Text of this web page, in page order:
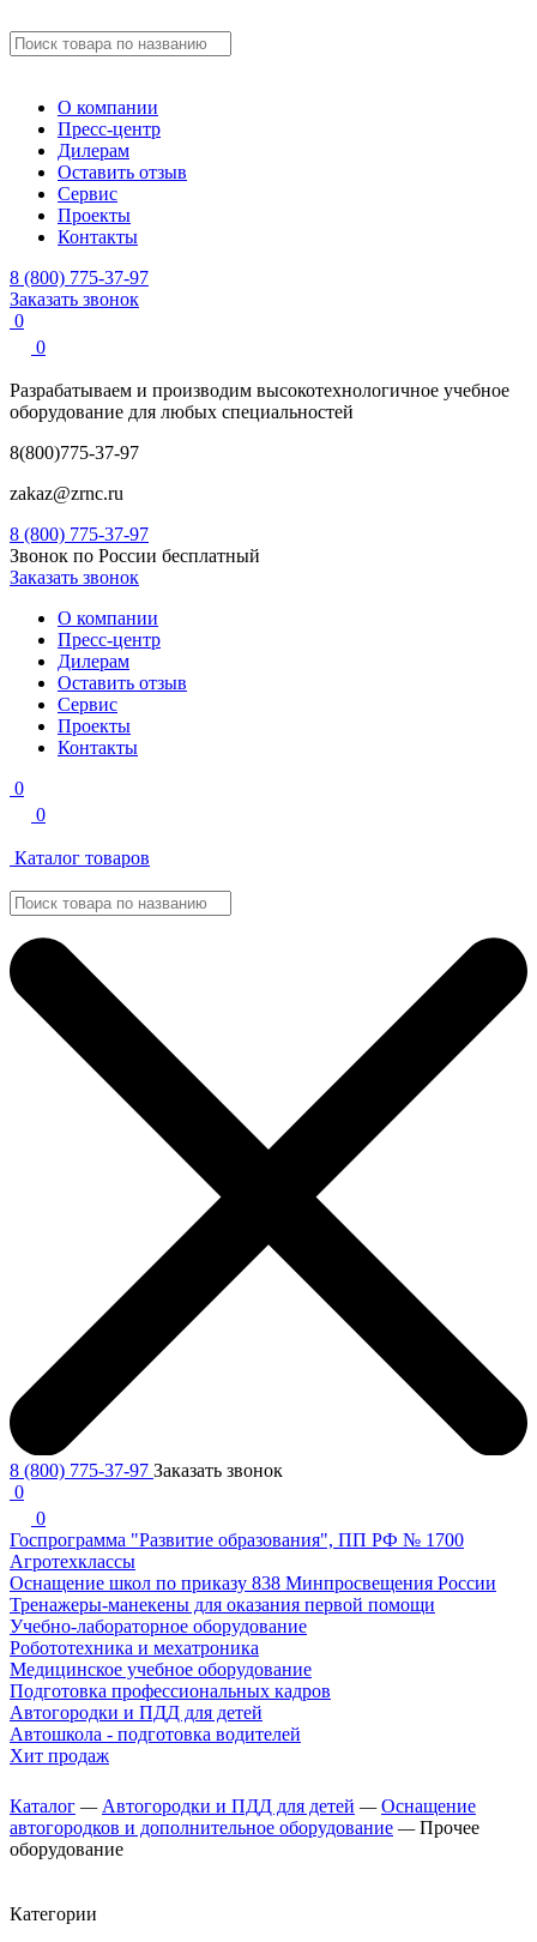
О компании
Пресс-центр
Дилерам
Оставить отзыв
Сервис
Проекты
Контакты
8 (800) 775-37-97
Заказать звонок
0
0
Разрабатываем и производим высокотехнологичное учебное
оборудование для любых специальностей
8(800)775-37-97
zakaz@zrnc.ru
8 (800) 775-37-97
Звонок по России бесплатный
Заказать звонок
О компании
Пресс-центр
Дилерам
Оставить отзыв
Сервис
Проекты
Контакты
0
0
Каталог товаров
8 (800) 775-37-97 Заказать звонок
0
0
Госпрограмма "Развитие образования", ПП РФ № 1700
Агротехклассы
Оснащение школ по приказу 838 Минпросвещения России
Тренажеры-манекены для оказания первой помощи
Учебно-лабораторное оборудование
Робототехника и мехатроника
Медицинское учебное оборудование
Подготовка профессиональных кадров
Автогородки и ПДД для детей
Автошкола - подготовка водителей
Хит продаж
Каталог — Автогородки и ПДД для детей —Оснащение
автогородков и дополнительное оборудование —Прочее
оборудование
Категории